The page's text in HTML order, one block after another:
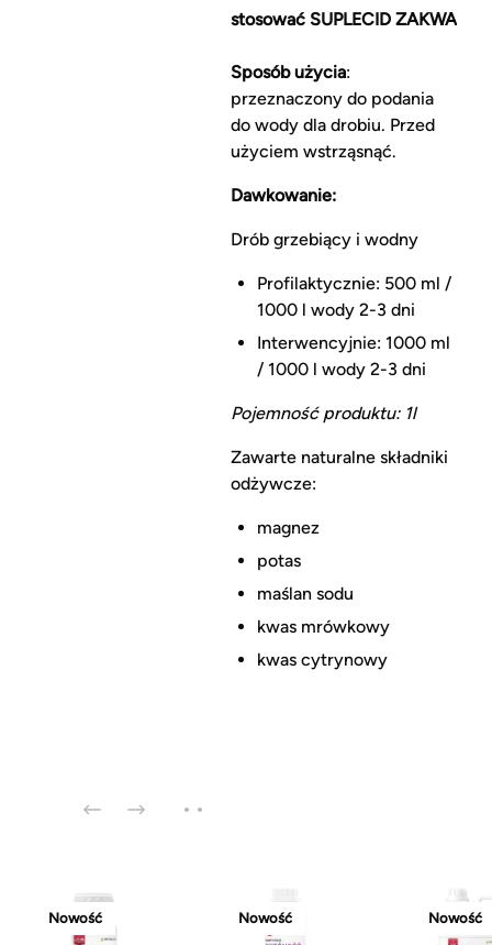
stosować SUPLECID
Sposób użycia:
przeznaczony do podania
do wody dla drobiu. Przed
użyciem wstrząsnąć.
Dawkowanie:
Drób grzebiący i wodny
Profilaktycznie: 500 ml /
1000 l wody 2-3 dni
Interwencyjnie: 1000 ml
/ 1000 l wody 2-3 dni
Pojemność produktu: 1l
Zawarte naturalne składniki
odżywcze:
magnez
potas
maślan sodu
kwas mrówkowy
kwas cytrynowy
Nowość Nowość Nowość